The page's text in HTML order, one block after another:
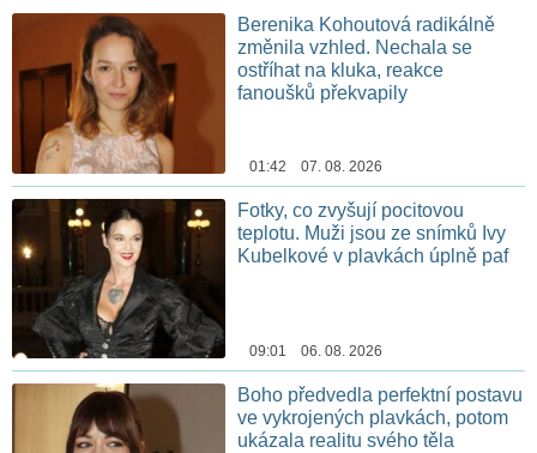
Berenika Kohoutová radikálně
změnila vzhled. Nechala se
ostříhat na kluka, reakce
fanoušků překvapily
01:42 07. 08. 2026
Fotky, co zvyšují pocitovou
teplotu. Muži jsou ze snímků Ivy
Kubelkové v plavkách úplně paf
09:01 06. 08. 2026
Boho předvedla perfektní postavu
ve vykrojených plavkách, potom
ukázala realitu svého těla